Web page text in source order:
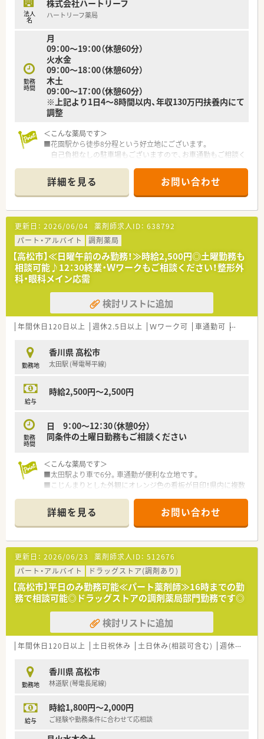
＜こんな方にもオススメ＞
■企業での勤務に興味のある方
法人
名
株式会社ハートリーフ
ハートリーフ薬局
勤務
時間
月
09：00～19：00（休憩60分）
火水金
09：00～18：00（休憩60分）
木土
09：00～17：00（休憩60分）
※上記より1日4～8時間以内、年収130万円扶養内にて
調整
＜こんな薬局です＞
■花園駅から徒歩8分程という好立地にございます。
自己負担なしの駐車場もございますので、お車通勤もご相談く
■心療内科がメインの店舗となっています。
■車で10分～20分の距離に3店舗ございます。
お休みの際は皆さま協力してヘルプ勤務を行っています。
■今後も新店舗の開局を予定しているため、増員募集となりま
す！
■地域体制加算も取得出来ている店舗です。
＜設備も充実＞
■監査システム（エニファルマ）・電子薬歴導入しています。
＜業務内容＞
■外来対応の他に、在宅業務も積極的に行っている法人です。
■パートの皆さまには、外来対応をメインでお願い致します。
■内科、婦人科、精神科等の複数科目を応需しています。
処方箋は1日60枚程です。
上記の他、在宅専門の方も在籍している店舗です。
＜研修制度＞
知識を身に付ける事が可能です。
■各店舗通常より多くの薬剤師を配置することにより、一人ひと
りの負担を減らし休みやすい環境を作られています。
■高松市内にて店舗展開されている企業です。
実しております！
■2015年に設立しました。働き方を皆さまで意見を出し合い、
会社を創り上げていらっしゃいます。
■経験の浅い方でもご相談可能です。お気軽にお問い合わせく
ださいませ。
■全店舗門前の医療機関とも友好な関係を築かれています。
える職場環境です。
■薬剤師の方はベテランの方が多く配置されており、幅広い年齢
層が活躍されています。
＜こんな人にもオススメです＞
■調剤経験が浅いけれど、調剤薬局で勤務したい方
■お休みも取得しやすい環境で働きたい方
ご興味をお持ち頂けた方はお気軽にお問い合わせくださいま
詳細を見る お問い合わせ
更新日： 2026/06/04 薬剤師求人ID： 638792
パート・アルバイト
調剤薬局
【高松市】≪日曜午前のみ勤務！≫時給2,500円◎土曜勤務も
相談可能♪12：30終業・Ｗワークもご相談ください！整形外
科・眼科メイン応需
検討リストに追加
年間休日120日以上 週休2.5日以上 Ｗワーク可 車通勤可 高時給
勤務地
香川県 高松市
太田駅 (琴電琴平線)
給与
時給2,500円～2,500円
勤務
時間
日 9：00～12：30（休憩0分）
同条件の土曜日勤務もご相談ください
＜こんな薬局です＞
■太田駅より車で6分。車通勤が便利な立地です。
■こじんまりとした外観にオレンジ色の看板が目印！県内に複数
■どの店舗もドクターとの店舗が良好であり、勉強会なども定期
的に開催されています。
＜業務内容＞
■近隣の耳鼻咽喉科・整形外科・眼科クリニックより応需してい
ます。応需処方箋枚数120枚/日、薬剤師4名在籍しています。
＜研修制度＞
■現場の先輩薬剤師より指導を受けて頂きます。
＜法人特徴＞
■香川県高松市内にて3店舗展開中の調剤薬局です。
■多肥に2店舗、寺井に1店舗展開しており各店舗の距離感が近
く応援体制の取り易さが魅力です。
す。
■各店舗投薬台を2台以上設置されており、余裕のある間取りで
環境面でも働きやすさを整えられています。
＜こんな方にもオススメ＞
■限られた時間のみ勤務したい方
詳細を見る お問い合わせ
更新日： 2026/06/23 薬剤師求人ID： 512676
パート・アルバイト
ドラッグストア(調剤あり)
【高松市】平日のみ勤務可能≪パート薬剤師≫16時までの勤
務で相談可能◎ドラッグストアの調剤薬局部門勤務です◎
検討リストに追加
年間休日120日以上 土日祝休み 土日休み(相談可含む) 週休2.5日以上
勤務地
香川県 高松市
林道駅 (琴電長尾線)
給与
時給1,800円～2,000円
ご経験や勤務条件に合わせて応相談